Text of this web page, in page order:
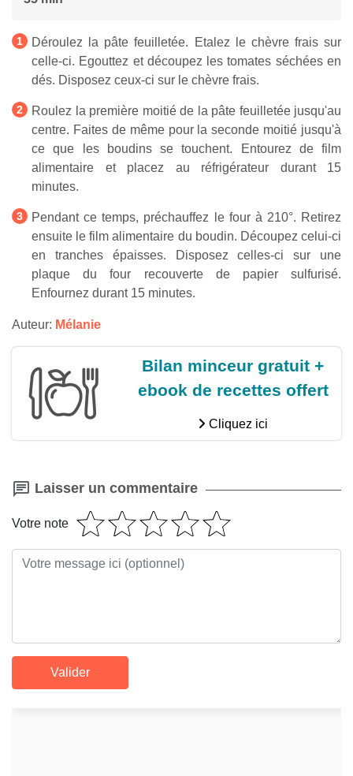
Déroulez la pâte feuilletée. Etalez le chèvre frais sur
celle-ci. Egouttez et découpez les tomates séchées en
dés. Disposez ceux-ci sur le chèvre frais.
Roulez la première moitié de la pâte feuilletée jusqu'au
centre. Faites de même pour la seconde moitié jusqu'à
ce que les boudins se touchent. Entourez de film
alimentaire et placez au réfrigérateur durant 15
minutes.
Pendant ce temps, préchauffez le four à 210°. Retirez
ensuite le film alimentaire du boudin. Découpez celui-ci
en tranches épaisses. Disposez celles-ci sur une
plaque du four recouverte de papier sulfurisé.
Enfournez durant 15 minutes.
Auteur: Mélanie
Bilan minceur gratuit +
ebook de recettes offert
Cliquez ici
Laisser un commentaire
Votre note